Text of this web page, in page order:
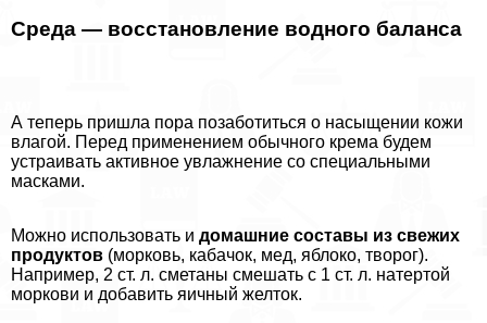
Среда — восстановление водного баланса
А теперь пришла пора позаботиться о насыщении кожи
влагой. Перед применением обычного крема будем
устраивать активное увлажнение со специальными
масками.
Можно использовать и домашние составы из свежих
продуктов (морковь, кабачок, мед, яблоко, творог).
Например, 2 ст. л. сметаны смешать с 1 ст. л. натертой
моркови и добавить яичный желток.